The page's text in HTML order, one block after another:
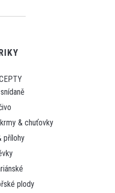
& chuťovky
přílohy
plody